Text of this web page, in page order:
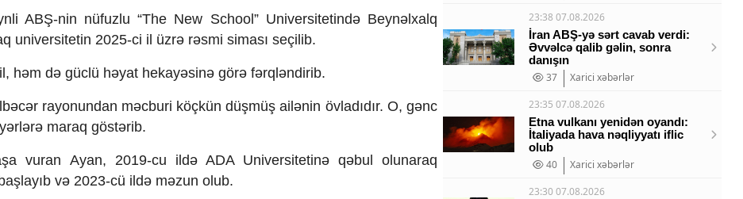
ABŞ-nin nüfuzlu “The New School” Universitetində Beynəlxalq
universitetin 2025-ci il üzrə rəsmi siması seçilib.
həm də güclü həyat hekayəsinə görə fərqləndirib.
rayonundan məcburi köçkün düşmüş ailənin övladıdır. O, gənc
maraq göstərib.
vuran Ayan, 2019-cu ildə ADA Universitetinə qəbul olunaraq
və 2023-cü ildə məzun olub.
23:38 07.08.2026
İran ABŞ-yə sərt cavab verdi:
Əvvəlcə qalib gəlin, sonra
danışın
37
Xarici xəbərlər
23:35 07.08.2026
Etna vulkanı yenidən oyandı:
İtaliyada hava nəqliyyatı iflic
olub
40
Xarici xəbərlər
23:30 07.08.2026